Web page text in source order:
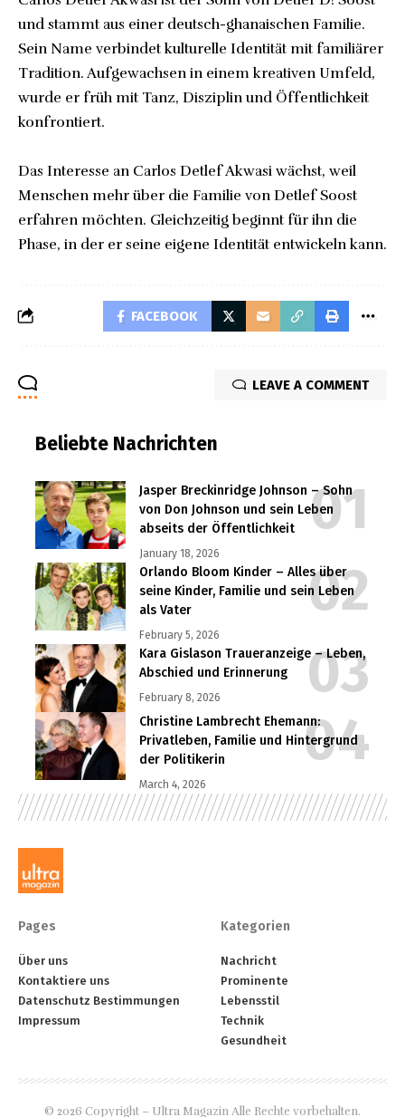
und stammt aus einer deutsch-ghanaischen Familie.
Sein Name verbindet kulturelle Identität mit familiärer
Tradition. Aufgewachsen in einem kreativen Umfeld,
wurde er früh mit Tanz, Disziplin und Öffentlichkeit
konfrontiert.
Das Interesse an Carlos Detlef Akwasi wächst, weil
Menschen mehr über die Familie von Detlef Soost
erfahren möchten. Gleichzeitig beginnt für ihn die
Phase, in der er seine eigene Identität entwickeln kann.
FACEBOOK
LEAVE A COMMENT
Beliebte Nachrichten
Jasper Breckinridge Johnson – Sohn
von Don Johnson und sein Leben
abseits der Öffentlichkeit
January 18, 2026
Orlando Bloom Kinder – Alles über
seine Kinder, Familie und sein Leben
als Vater
February 5, 2026
Kara Gislason Traueranzeige – Leben,
Abschied und Erinnerung
February 8, 2026
Christine Lambrecht Ehemann:
Privatleben, Familie und Hintergrund
der Politikerin
March 4, 2026
Pages
Über uns
Kontaktiere uns
Datenschutz Bestimmungen
Impressum
Kategorien
Nachricht
Prominente
Lebensstil
Technik
Gesundheit
© 2026 Copyright – Ultra Magazin Alle Rechte vorbehalten.